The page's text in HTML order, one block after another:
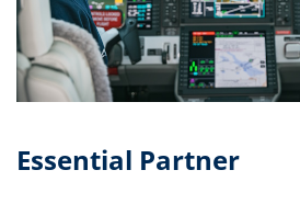
Essential Partner